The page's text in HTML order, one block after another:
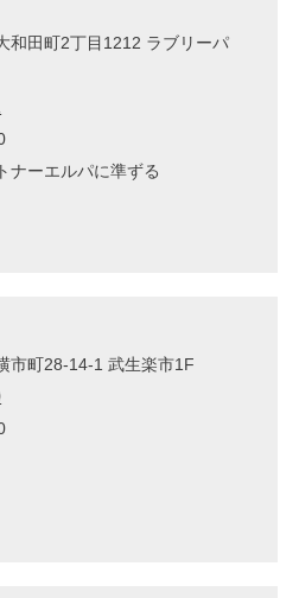
和田町2丁目1212 ラブリーパ
ナーエルパに準ずる
市町28-14-1 武生楽市1F